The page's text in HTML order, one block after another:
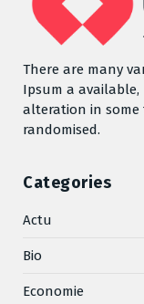
There are many
Ipsum a
alteration in
randomised.
Categories
Actu
Bio
Economie